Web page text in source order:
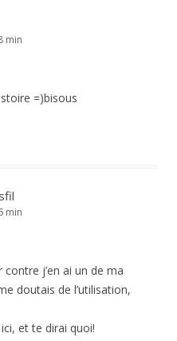
min
=)bisous
min
contre j’en ai un de ma
doutais de l’utilisation,
et te dirai quoi!